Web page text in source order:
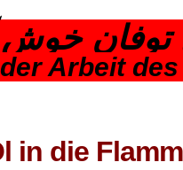
توفان خوش
Arbeit
in die